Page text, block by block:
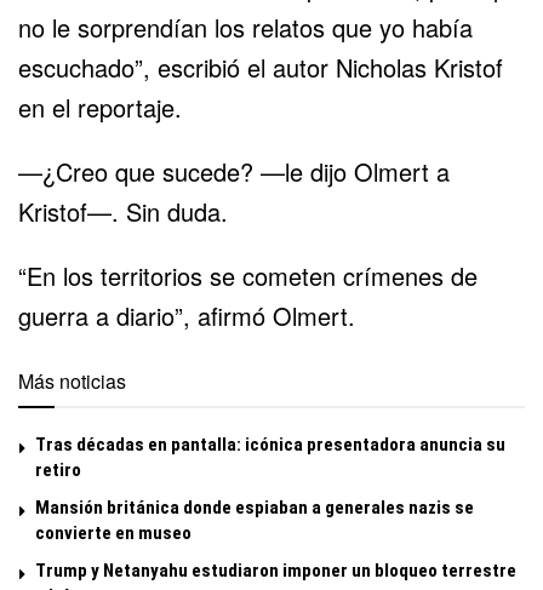
no le sorprendían los relatos que yo había
escuchado”, escribió el autor Nicholas Kristof
en el reportaje.
—¿Creo que sucede? —le dijo Olmert a
Kristof—. Sin duda.
“En los territorios se cometen crímenes de
guerra a diario”, afirmó Olmert.
Más noticias
Tras décadas en pantalla: icónica presentadora anuncia su
retiro
Mansión británica donde espiaban a generales nazis se
convierte en museo
Trump y Netanyahu estudiaron imponer un bloqueo terrestre